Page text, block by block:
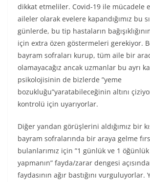
dikkat etmeliler. Covid-19 ile mücadele
aileler olarak evelere kapandığımız bu
günlerde, bu tip hastaların
için extra özen göstermeleri gerekiyor.
bayram sofraları kurup, tüm aile bir
olamayacağız ancak uzmanlar bu ayrı
psikolojisinin de bizlerde ”yeme
bozukluğu”yaratabileceğinin altını
kontrolü için uyarıyorlar.
Diğer yandan görüşlerini aldığımız bir
bayram sofralarında bir araya gelme
bulanlarımız için ”1 günlük ve 1
yapmanın” fayda/zarar dengesi
faydasının ağır bastığını vurguluyorlar.